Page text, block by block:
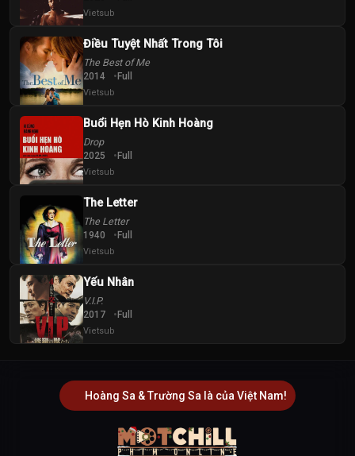
Vietsub
Điều Tuyệt Nhất Trong Tôi
The Best of Me
2014 Full
Vietsub
Buổi Hẹn Hò Kinh Hoàng
Drop
2025 Full
Vietsub
The Letter
The Letter
1940 Full
Vietsub
Yếu Nhân
V.I.P.
2017 Full
Vietsub
Hoàng Sa & Trường Sa là của Việt Nam!